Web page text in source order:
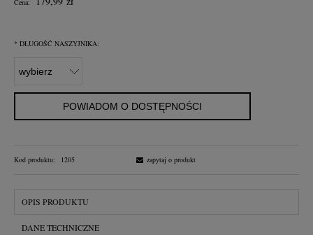
* DŁUGOŚĆ NASZYJNIKA:
POWIADOM O DOSTĘPNOŚCI
Kod produktu: 1205 zapytaj o produkt
OPIS PRODUKTU
DANE TECHNICZNE